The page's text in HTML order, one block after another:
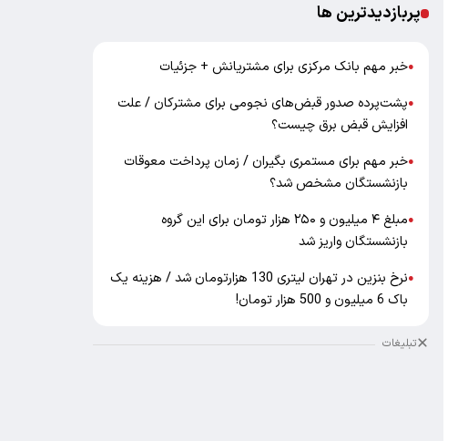
پربازدیدترین ها
●خبر مهم بانک مرکزی برای مشتریانش + جزئیات
●پشت‌پرده صدور قبض‌های نجومی برای مشترکان / علت
افزایش قبض برق چیست؟
●خبر مهم برای مستمری بگیران / زمان پرداخت معوقات
بازنشستگان مشخص شد؟
●
مبلغ ۴ میلیون و ۲۵۰ هزار تومان برای این گروه
بازنشستگان واریز شد
●
نرخ بنزین در تهران لیتری 130 هزارتومان شد / هزینه یک
باک 6 میلیون و 500 هزار تومان!
تبلیغات